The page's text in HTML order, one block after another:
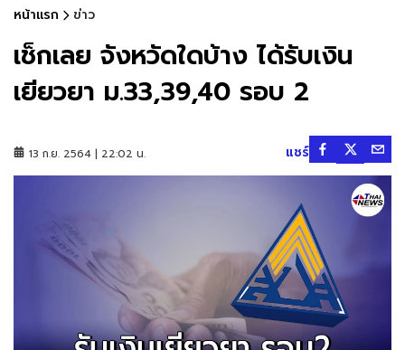
หน้าแรก ข่าว
เช็กเลย จังหวัดใดบ้าง ได้รับเงิน
เยียวยา ม.33,39,40 รอบ 2
13 ก.ย. 2564 | 22:02 น. แชร์